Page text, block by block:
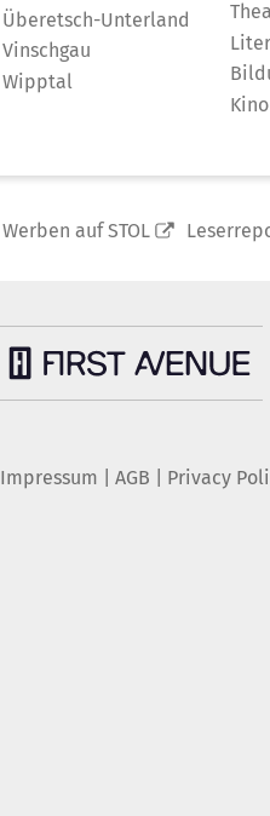
Überetsch-Unterland
Vinschgau
Wipptal
Werben auf STOL
Impressum AGB Privacy